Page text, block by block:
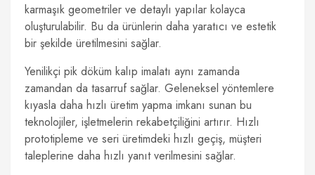
karmaşık geometriler ve detaylı yapılar kolayca
oluşturulabilir. Bu da ürünlerin daha yaratıcı ve estetik
bir şekilde üretilmesini sağlar.
Yenilikçi pik döküm kalıp imalatı aynı zamanda
zamandan da tasarruf sağlar. Geleneksel yöntemlere
kıyasla daha hızlı üretim yapma imkanı sunan bu
teknolojiler, işletmelerin rekabetçiliğini artırır. Hızlı
prototipleme ve seri üretimdeki hızlı geçiş, müşteri
taleplerine daha hızlı yanıt verilmesini sağlar.